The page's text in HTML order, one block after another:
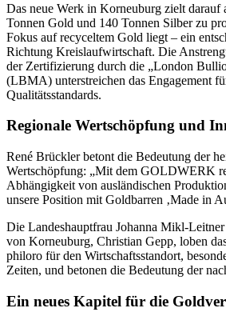
Das neue Werk in Korneuburg zielt darauf
Tonnen Gold und 140 Tonnen Silber zu
Fokus auf recyceltem Gold liegt – ein
Richtung Kreislaufwirtschaft. Die
der Zertifizierung durch die „London
(LBMA) unterstreichen das Engagement
Qualitätsstandards.
Regionale Wertschöpfung und
René Brückler betont die Bedeutung der
Wertschöpfung: „Mit dem GOLDWERK
Abhängigkeit von ausländischen
unsere Position mit Goldbarren ‚Made in
Die Landeshauptfrau Johanna Mikl-
von Korneuburg, Christian Gepp, loben
philoro für den Wirtschaftsstandort,
Zeiten, und betonen die Bedeutung der
Ein neues Kapitel für die